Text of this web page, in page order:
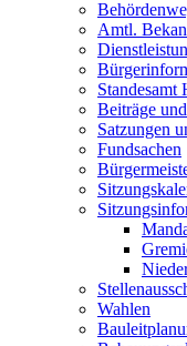
Amtl.
Standesamt
Beiträge
Satzungen
Fundsachen
Wahlen